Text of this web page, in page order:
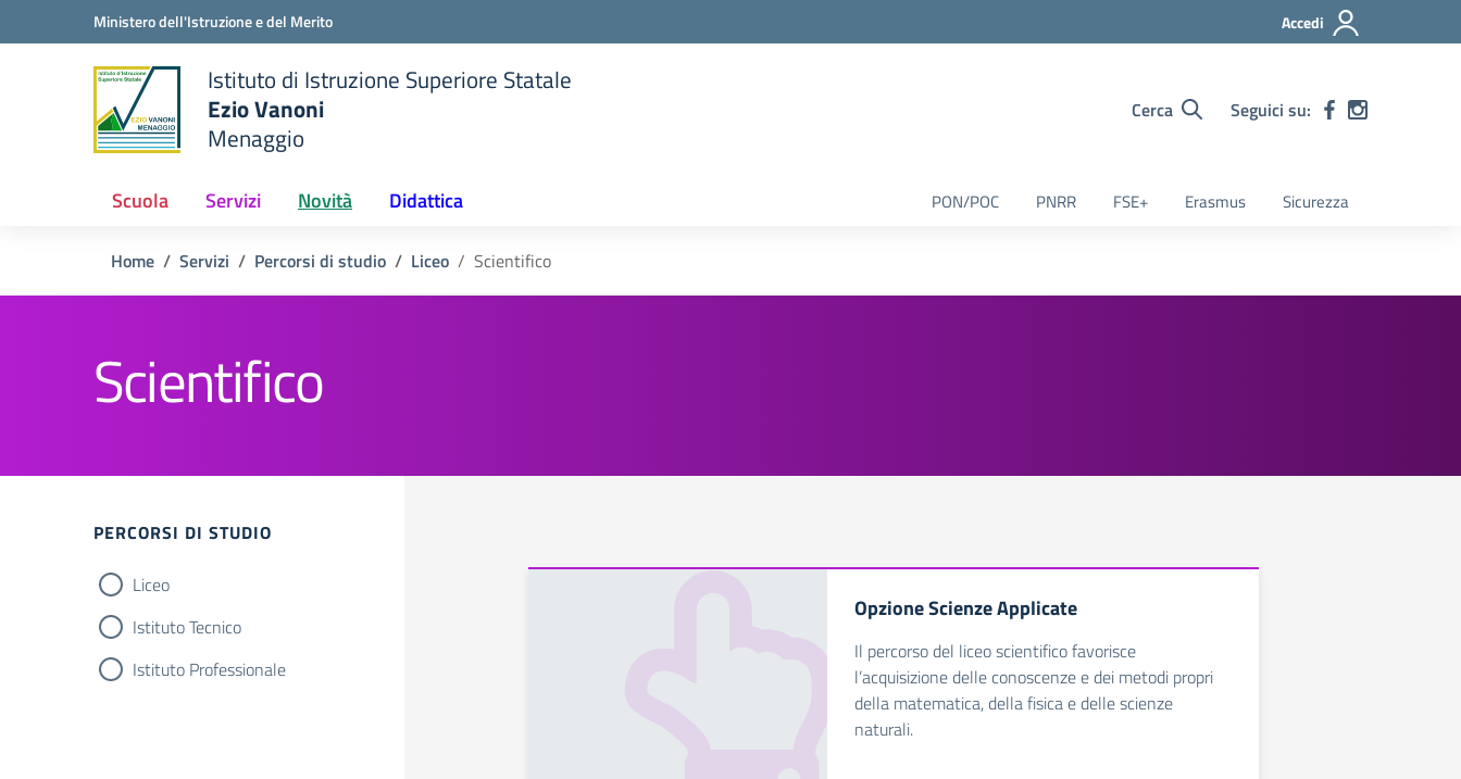
Vai ai contenuti
Vai al menu di navigazioneMinistero dell'Istruzione e del Merito Accedi
scuola
Istituto di Istruzione Superiore Statale
Ezio Vanoni
Menaggio
Cerca Seguici su:
Scuola Servizi Novità Didattica PON/POC PNRR FSE+ Erasmus Sicurezza
Home Servizi Percorsi di studio Liceo Scientifico
Scientifico
Filtri
PERCORSI DI STUDIO
Liceo
Istituto Tecnico
Istituto Professionale
Opzione Scienze Applicate
Il percorso del liceo scientifico favorisce
l’acquisizione delle conoscenze e dei metodi propri
della matematica, della fisica e delle scienze
naturali.